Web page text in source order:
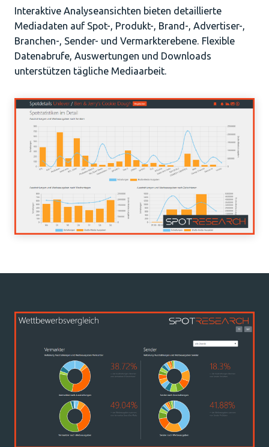
Interaktive Analyseansichten bieten detaillierte
Mediadaten auf Spot-, Produkt-, Brand-, Advertiser-,
Branchen-, Sender- und Vermarkterebene. Flexible
Datenabrufe, Auswertungen und Downloads
unterstützen tägliche Mediaarbeit.